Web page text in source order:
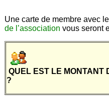
Une carte de membre avec
de l’association vous seront
QUEL EST LE MONTANT
?